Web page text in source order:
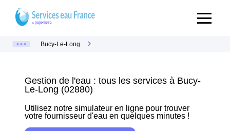
Bucy-Le-Long
Gestion de l'eau : tous les services à Bucy-
Le-Long (02880)
Utilisez notre simulateur en ligne pour trouver
votre fournisseur d'eau en quelques minutes !